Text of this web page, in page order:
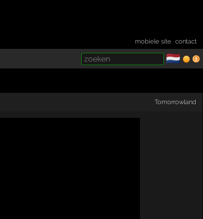
mobiele site ·contact
🇳🇱
Tomorrowland